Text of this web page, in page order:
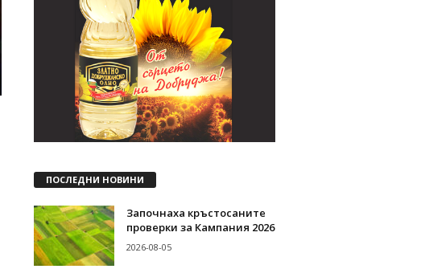
ПОСЛЕДНИ НОВИНИ
Започнаха кръстосаните
проверки за Кампания 2026
2026-08-05